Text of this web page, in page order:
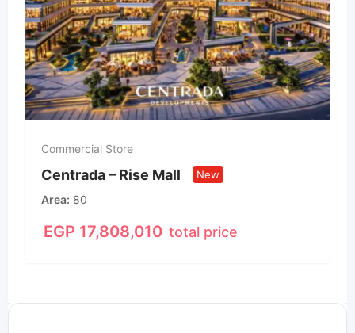
Commercial Store
Centrada – Rise Mall New
Area 80
EGP 17,808,010 total price